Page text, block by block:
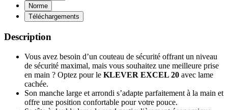
Norme
Téléchargements
Description
Vous avez besoin d’un couteau de sécurité offrant un niveau
de sécurité maximal, mais vous souhaitez une meilleure prise
en main ? Optez pour le KLEVER EXCEL 20 avec lame
cachée.
Son manche large et arrondi s’adapte parfaitement à la main et
offre une position confortable pour votre pouce.